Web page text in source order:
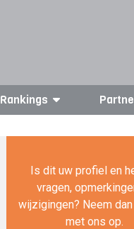
Rankings
Is dit uw profiel en
vragen,
wijzigingen? Neem
met ons op.